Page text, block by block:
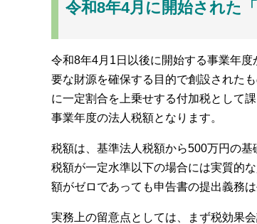
令和8年4月に開始された
令和8年4月1日以後に開始する事業年
要な財源を確保する目的で創設された
に一定割合を上乗せする付加税として
事業年度の法人税額となります。
税額は、基準法人税額から500万円の
税額が一定水準以下の場合には実質的
額がゼロであっても申告書の提出義務
実務上の留意点としては、まず税効果